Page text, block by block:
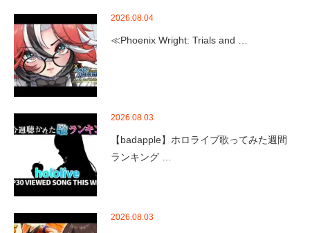
2026.08.04
≪Phoenix Wright: Trials and …
2026.08.03
【badapple】ホロライブ歌ってみた週間
ランキング …
2026.08.03